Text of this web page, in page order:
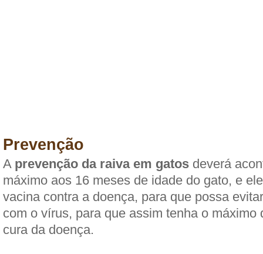
Prevenção
A prevenção da raiva em gatos deverá
máximo aos 16 meses de idade do gato, e
vacina contra a doença, para que possa
com o vírus, para que assim tenha o máximo
cura da doença.